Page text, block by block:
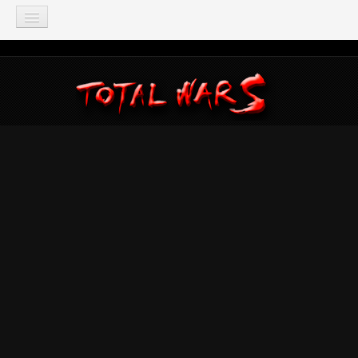
TOTAL WAR
Total War: Three Kingdoms
Total War: Warhammer